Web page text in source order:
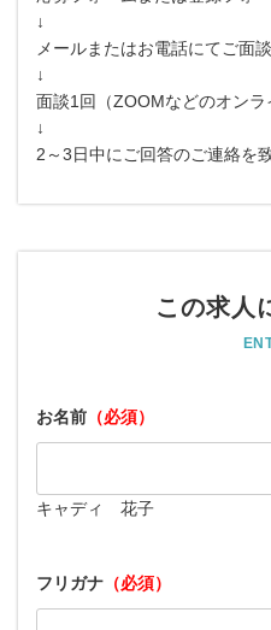
↓
メールまたはお電話にてご面
↓
面談1回（ZOOMなどのオンラ
↓
2～3日中にご回答のご連絡を
この求人
お名前 （必須）
キャディ 花子
フリガナ （必須）